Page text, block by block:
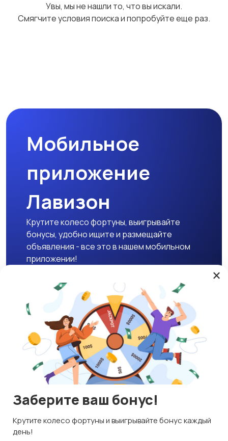
Увы, мы не нашли то, что вы искали.
Смягчите условия поиска и попробуйте еще раз.
Мобильное
приложение
Лавизон
Крутите колесо фортуны, выигрывайте
бонусы, удобно ищите и размещайте
объявления - все это в нашем мобильном
приложении!
Скачать APK
Магазины Блог
О нас
Служба поддержки
☕ Поддержать проект
ИНН 592109881601
Используем куки и рекомендательные технологии
Это чтобы сайт работал лучше. Оставаясь с нами, вы
×
Заберите ваш бонус!
Крутите колесо фортуны и выигрывайте бонус каждый
день!